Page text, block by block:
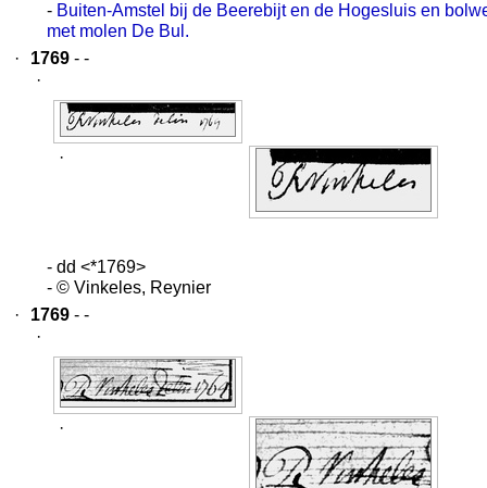
- Buiten-Amstel bij de Beerebijt en de Hogesluis en
met molen De Bul.
·
1769 - -
·
·
- dd <*1769>
- © Vinkeles, Reynier
·
1769 - -
·
·